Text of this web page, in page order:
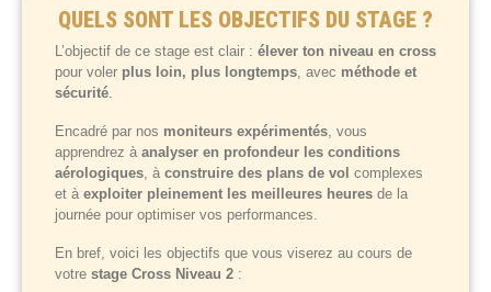
QUELS SONT LES OBJECTIFS DU STAGE ?
L’objectif de ce stage est clair : élever ton niveau en cross
pour voler plus loin, plus longtemps, avec méthode et
sécurité.
Encadré par nos moniteurs expérimentés, vous
apprendrez à analyser en profondeur les conditions
aérologiques, à construire des plans de vol complexes
et à exploiter pleinement les meilleures heures de la
journée pour optimiser vos performances.
En bref, voici les objectifs que vous viserez au cours de
votre stage Cross Niveau 2 :